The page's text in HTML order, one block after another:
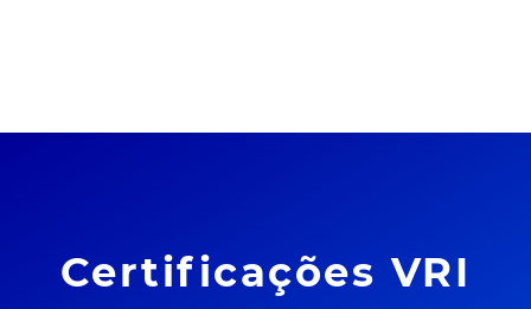
Certificações VRI